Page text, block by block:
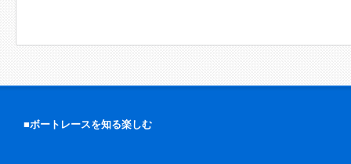
■ボートレースを知る楽しむ